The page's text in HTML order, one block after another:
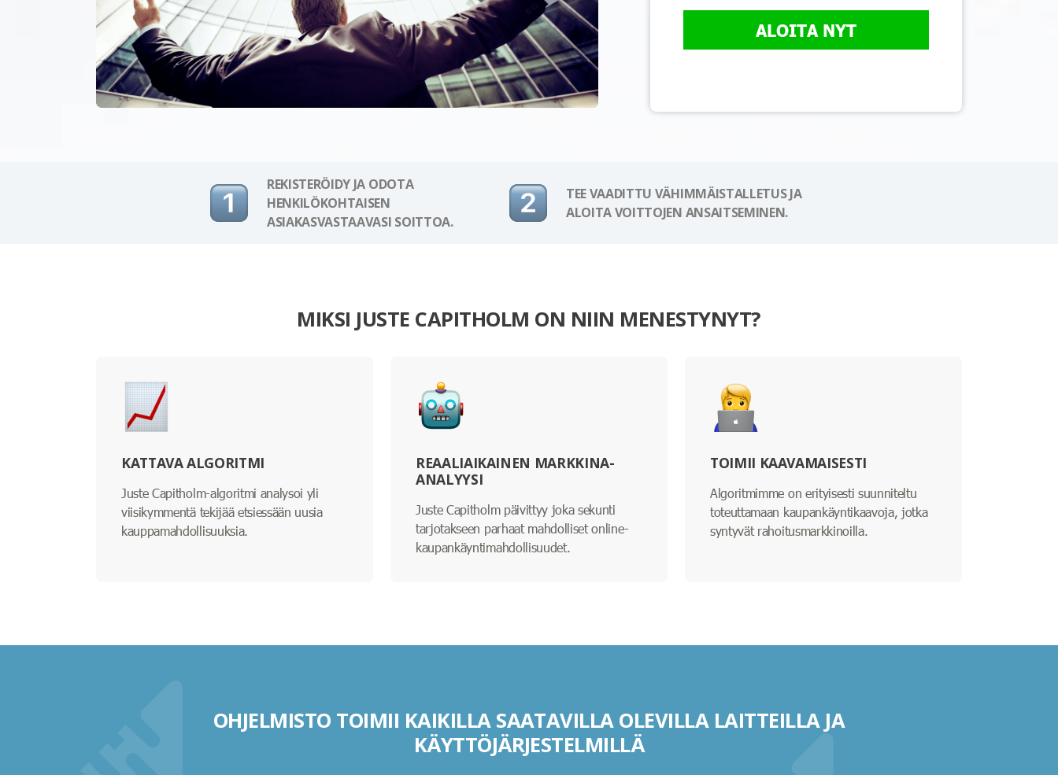
ALOITA NYT
REKISTERÖIDY JA ODOTA
HENKILÖKOHTAISEN
ASIAKASVASTAAVASI SOITTOA.
TEE VAADITTU VÄHIMMÄISTALLETUS JA
ALOITA VOITTOJEN ANSAITSEMINEN.
MIKSI JUSTE CAPITHOLM ON NIIN MENESTYNYT?
KATTAVA ALGORITMI
Juste Capitholm-algoritmi analysoi yli
viisikymmentä tekijää etsiessään uusia
kauppamahdollisuuksia.
REAALIAIKAINEN MARKKINA-
ANALYYSI
Juste Capitholm päivittyy joka sekunti
tarjotakseen parhaat mahdolliset online-
kaupankäyntimahdollisuudet.
TOIMII KAAVAMAISESTI
Algoritmimme on erityisesti suunniteltu
toteuttamaan kaupankäyntikaavoja, jotka
syntyvät rahoitusmarkkinoilla.
OHJELMISTO TOIMII KAIKILLA SAATAVILLA OLEVILLA LAITTEILLA JA
KÄYTTÖJÄRJESTELMILLÄ